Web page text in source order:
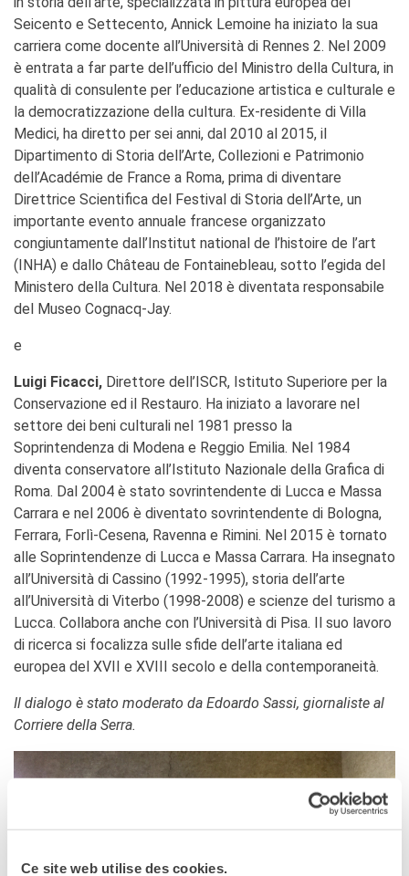
Ce site web utilise des cookies.
Seicento e Settecento, Annick Lemoine ha iniziato la sua
carriera come docente all’Università di Rennes 2. Nel 2009
è entrata a far parte dell’ufficio del Ministro della Cultura, in
qualità di consulente per l’educazione artistica e culturale e
la democratizzazione della cultura. Ex-residente di Villa
Medici, ha diretto per sei anni, dal 2010 al 2015, il
Dipartimento di Storia dell’Arte, Collezioni e Patrimonio
dell’Académie de France a Roma, prima di diventare
Direttrice Scientifica del Festival di Storia dell’Arte, un
importante evento annuale francese organizzato
congiuntamente dall’Institut national de l’histoire de l’art
(INHA) e dallo Château de Fontainebleau, sotto l’egida del
Ministero della Cultura. Nel 2018 è diventata responsabile
del Museo Cognacq-Jay.
e
Luigi Ficacci, Direttore dell’ISCR, Istituto Superiore per la
Conservazione ed il Restauro. Ha iniziato a lavorare nel
settore dei beni culturali nel 1981 presso la
Soprintendenza di Modena e Reggio Emilia. Nel 1984
diventa conservatore all’Istituto Nazionale della Grafica di
Roma. Dal 2004 è stato sovrintendente di Lucca e Massa
Carrara e nel 2006 è diventato sovrintendente di Bologna,
Ferrara, Forlì-Cesena, Ravenna e Rimini. Nel 2015 è tornato
alle Soprintendenze di Lucca e Massa Carrara. Ha insegnato
all’Università di Cassino (1992-1995), storia dell’arte
all’Università di Viterbo (1998-2008) e scienze del turismo a
Lucca. Collabora anche con l’Università di Pisa. Il suo lavoro
di ricerca si focalizza sulle sfide dell’arte italiana ed
europea del XVII e XVIII secolo e della contemporaneità.
Il dialogo è stato moderato da Edoardo Sassi, giornaliste al
Corriere della Serra.